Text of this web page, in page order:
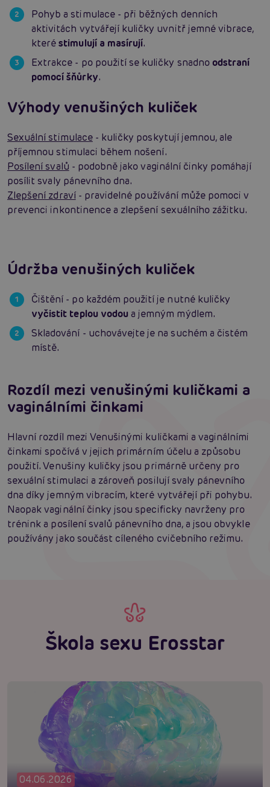
Pohyb a stimulace - při běžných denních
aktivitách vytvářejí kuličky uvnitř jemné vibrace,
kteréstimulují a masírují.
Extrakce - po použití se kuličky snadno odstraní
pomocí šňůrky.
Výhody venušiných kuliček
Sexuální stimulace- kuličky poskytují jemnou, ale
příjemnou stimulaci během nošení.
Posílení svalů - podobně jako vaginální činky pomáhají
posílit svaly pánevního dna.
Zlepšení zdraví- pravidelné používání může pomoci v
prevenci inkontinence a zlepšení sexuálního zážitku.
Údržba venušiných kuliček
Čištění - po každém použití je nutné kuličky
vyčistit teplou vodou a jemným mýdlem.
Skladování - uchovávejte je na suchém a čistém
místě.
Rozdíl mezi venušinými kuličkami a
vaginálními činkami
Hlavní rozdíl mezi Venušinými kuličkami a vaginálními
činkami spočívá v jejich primárním účelu a způsobu
použití. Venušiny kuličky jsou primárně určeny pro
sexuální stimulaci a zároveň posilují svaly pánevního
dna díky jemným vibracím, které vytvářejí při pohybu.
Naopak vaginální činky jsou specificky navrženy pro
trénink a posílení svalů pánevního dna, a jsou obvykle
používány jako součást cíleného cvičebního režimu.
Škola sexu Erosstar
04.06.2026